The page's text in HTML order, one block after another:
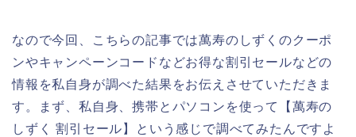
なので今回、こちらの記事では萬寿のしずくのクーポ
ンやキャンペーンコードなどお得な割引セールなどの
情報を私自身が調べた結果をお伝えさせていただきま
す。まず、私自身、携帯とパソコンを使って【萬寿の
しずく 割引セール】という感じで調べてみたんですよ